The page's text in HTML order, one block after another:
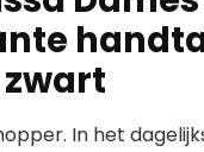
In het